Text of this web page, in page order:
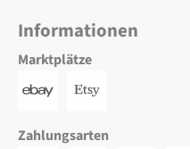
Informationen
Marktplätze
Zahlungsarten